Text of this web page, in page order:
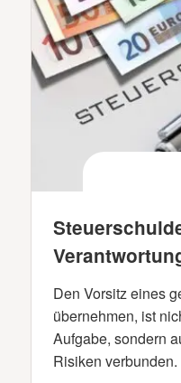
Den Vorsitz eines
übernehmen, ist
Aufgabe, sondern
Risiken